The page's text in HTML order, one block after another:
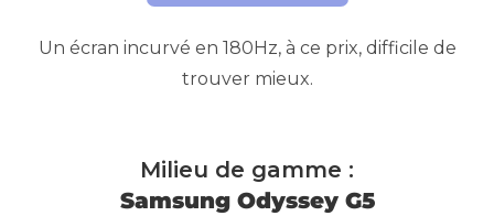
Un écran incurvé en 180Hz, à ce prix, difficile de
trouver mieux.
Milieu de gamme :
Samsung Odyssey G5